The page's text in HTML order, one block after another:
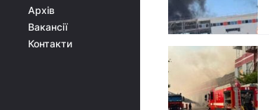
Архів
Вакансії
Контакти